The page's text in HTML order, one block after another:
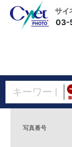
03-
写真番号